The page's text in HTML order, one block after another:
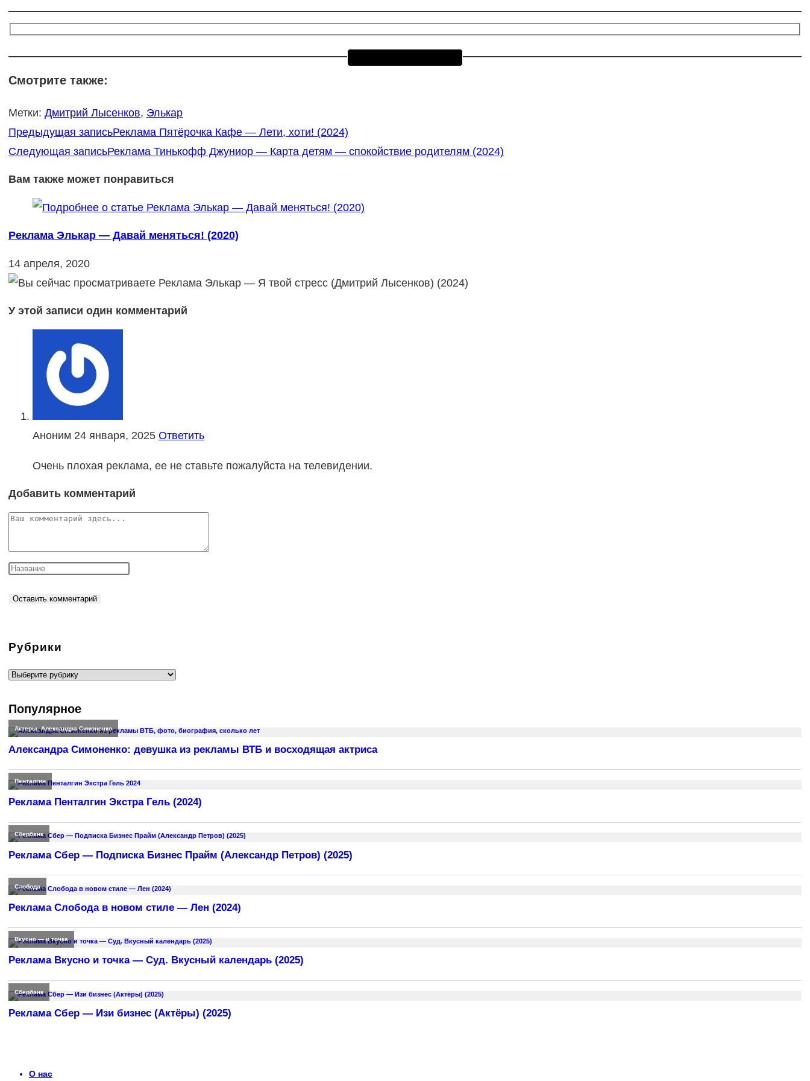
Смотрите также:
Метки: Дмитрий Лысенков, Элькар
Еще
статьи
Предыдущая записьРеклама Пятёрочка Кафе — Лети, хоти! (2024)
Следующая записьРеклама Тинькофф Джуниор — Карта детям — спокойствие родителям (2024)
Вам также может понравиться
Реклама Элькар — Давай меняться! (2020)
14 апреля, 2020
У этой записи один комментарий
Аноним 24 января, 2025 Ответить
Очень плохая реклама, ее не ставьте пожалуйста на телевидении.
Добавить комментарий
Комментарий
Рубрики
Рубрики
Популярное
Актеры,Александра Симоненко
Александра Симоненко: девушка из рекламы ВТБ и восходящая актриса
Пенталгин
Реклама Пенталгин Экстра Гель (2024)
Сбербанк
Реклама Сбер — Подписка Бизнес Прайм (Александр Петров) (2025)
Слобода
Реклама Слобода в новом стиле — Лен (2024)
Вкусно — и точка
Реклама Вкусно и точка — Суд. Вкусный календарь (2025)
Сбербанк
Реклама Сбер — Изи бизнес (Актёры) (2025)
О нас